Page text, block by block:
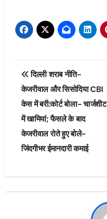
Post
navigation
दिल्ली शराब नीति-
केजरीवाल और सिसोदिया CBI
केस में बरी:कोर्ट बोला- चार्जशीट
में खामियां; फैसले के बाद
केजरीवाल रोते हुए बोले-
जिंदगीभर ईमानदारी कमाई